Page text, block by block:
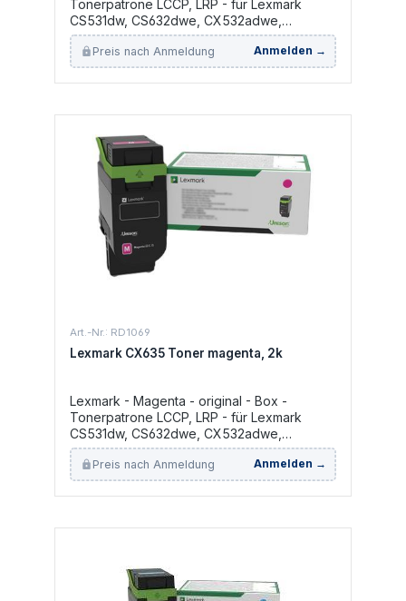
Tonerpatrone LCCP, LRP - für Lexmark
CS531dw, CS632dwe, CX532adwe,
CX635adwe
Preis nach Anmeldung Anmelden →
Art.-Nr.: RD1069
Lexmark CX635 Toner magenta, 2k
Lexmark - Magenta - original - Box -
Tonerpatrone LCCP, LRP - für Lexmark
CS531dw, CS632dwe, CX532adwe,
CX635adwe, MS632dwe, T632, T632n
Preis nach Anmeldung Anmelden →